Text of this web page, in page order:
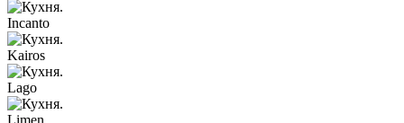
Incanto
Kairos
Lago